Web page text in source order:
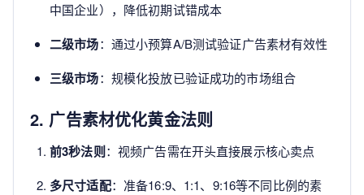
中国企业），降低初期试错成本
二级市场：通过小预算A/B测试验证广告素材有效性
三级市场：规模化投放已验证成功的市场组合
2. 广告素材优化黄金法则
前3秒法则：视频广告需在开头直接展示核心卖点
多尺寸适配：准备16:9、1:1、9:16等不同比例的素